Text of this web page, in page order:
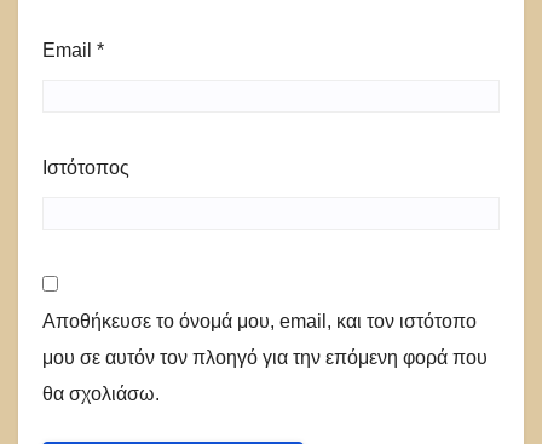
Email *
Ιστότοπος
Αποθήκευσε το όνομά μου, email, και τον ιστότοπο
μου σε αυτόν τον πλοηγό για την επόμενη φορά που
θα σχολιάσω.